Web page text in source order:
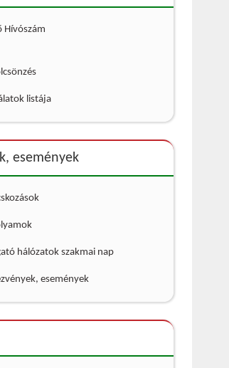
Hívószám
listája
események
hálózatok szakmai nap
események